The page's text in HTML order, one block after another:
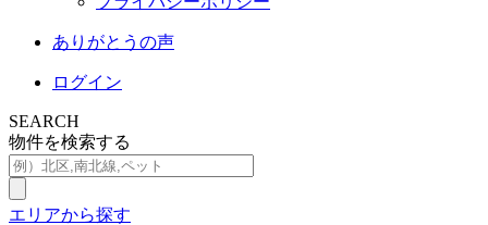
ありがとうの声
ログイン
SEARCH
物件を検索する
エリアから探す